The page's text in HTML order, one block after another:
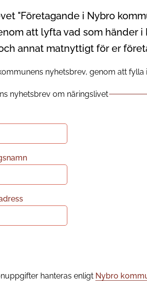
"Företagande i Nybro
att lyfta vad som händer i
annat matnyttigt för er
nyhetsbrev, genom att fylla
nyhetsbrev om näringslivet
hanteras enligt Nybro